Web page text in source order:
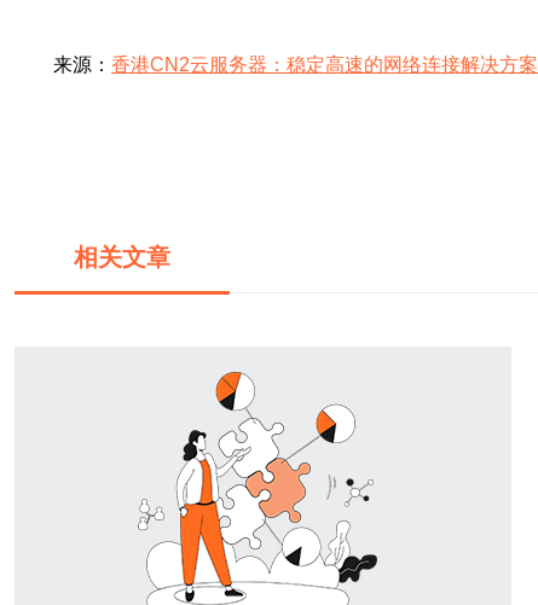
来源： 香港CN2云服务器：稳定高速的网络连接解决方案
相关文章